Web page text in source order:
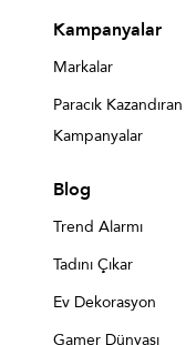
Kampanyalar
Markalar
Paracık Kazandıran
Kampanyalar
Blog
Trend Alarmı
Tadını Çıkar
Ev Dekorasyon
Gamer Dünyası